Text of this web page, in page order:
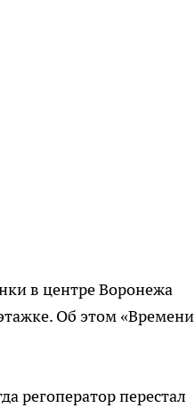
в центре Воронежа
Об этом «Времени
регоператор перестал